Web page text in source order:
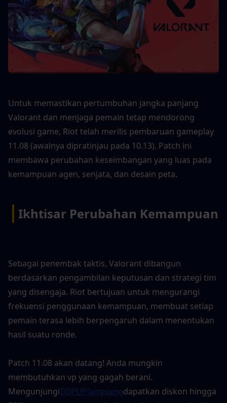
Untuk memastikan pertumbuhan jangka panjang
Valorant dan menjaga pemain tetap mendorong
evolusi game, Riot telah merilis pembaruan gameplay
11.08 (awalnya dipratinjau pada 10.13). Patch ini
membawa perubahan keseimbangan yang luas pada
kemampuan agen, senjata, dan desain peta.
| Ikhtisar Perubahan Kemampuan
Sebagai penembak taktis, Valorant dibangun
berdasarkan pengambilan keputusan dan strategi tim
yang disengaja. Riot bertujuan untuk mengurangi
frekuensi penggunaan kemampuan, membuat setiap
pemain terasa lebih berpengaruh dalam menentukan
hasil suatu ronde.
Patch 11.08 akan datang! Anda mungkin
membutuhkan vp yang gagah berani.
MengunjungiTOPUPlangsungdapatkan diskon hingga